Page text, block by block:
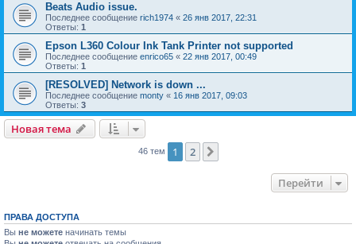
Beats Audio issue.
Последнее сообщение rich1974 « 26 янв 2017, 22:31
Ответы: 1
Epson L360 Colour Ink Tank Printer not supported
Последнее сообщение enrico65 « 22 янв 2017, 00:49
Ответы: 1
[RESOLVED] Network is down ...
Последнее сообщение monty « 16 янв 2017, 09:03
Ответы: 3
Новая тема
46 тем 1 2
Перейти
ПРАВА ДОСТУПА
Вы не можете начинать темы